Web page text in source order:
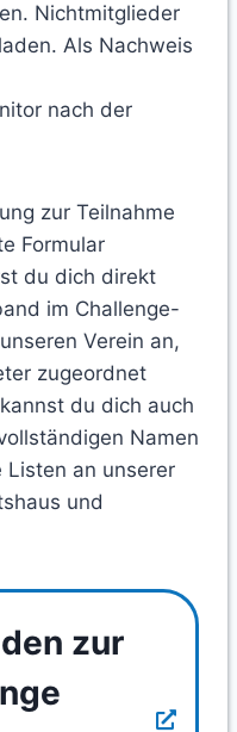
Nichtmitglieder
Als Nachweis
nach der
zur Teilnahme
Formular
du dich direkt
im Challenge-
Verein an,
zugeordnet
du dich auch
Namen
an unserer
und
zur